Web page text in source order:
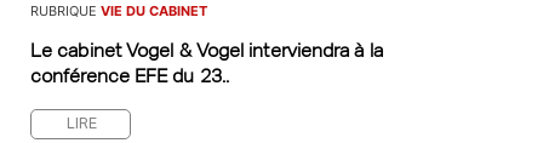
RUBRIQUE VIE DU CABINET
Le cabinet Vogel & Vogel interviendra à la
conférence EFE du 23..
LIRE